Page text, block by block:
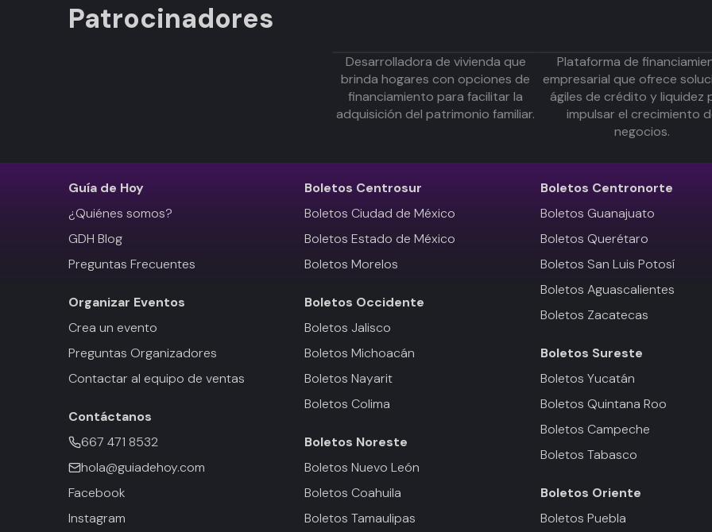
Patrocinadores
Desarrolladora de vivienda que
brinda hogares con opciones de
financiamiento para facilitar la
adquisición del patrimonio familiar.
Plataforma de
empresarial que ofrece
ágiles de crédito y liquidez
impulsar el crecimiento
negocios.
Guía de Hoy
¿Quiénes somos?
GDH Blog
Preguntas Frecuentes
Organizar Eventos
Crea un evento
Preguntas Organizadores
Contactar al equipo de ventas
Contáctanos
667 471 8532
hola@guiadehoy.com
Facebook
Instagram
Boletos Centrosur
Boletos Ciudad de México
Boletos Estado de México
Boletos Morelos
Boletos Occidente
Boletos Jalisco
Boletos Michoacán
Boletos Nayarit
Boletos Colima
Boletos Noreste
Boletos Nuevo León
Boletos Coahuila
Boletos Tamaulipas
Boletos Centronorte
Boletos Guanajuato
Boletos Querétaro
Boletos San Luis Potosí
Boletos Aguascalientes
Boletos Zacatecas
Boletos Sureste
Boletos Yucatán
Boletos Quintana Roo
Boletos Campeche
Boletos Tabasco
Boletos Oriente
Boletos Puebla